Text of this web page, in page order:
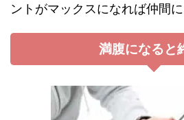
ントがマックスになれば仲間に
満腹になると